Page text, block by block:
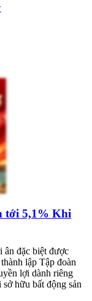
tới 5,1% Khi
ân đặc biệt được
lập Tập đoàn
lợi dành riêng
hữu bất động sản